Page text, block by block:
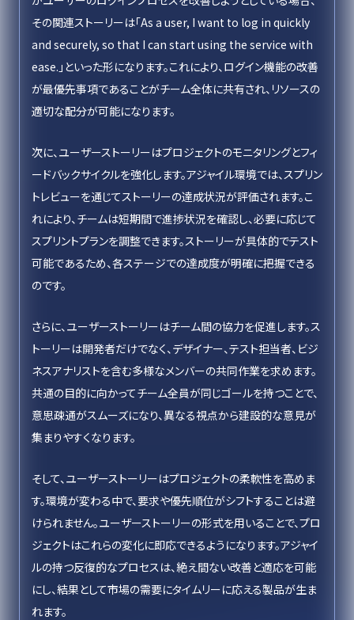
その関連ストーリーは「As a user, I want to log in quickly
and securely, so that I can start using the service with
ease.」といった形になります。これにより、ログイン機能の改善
が最優先事項であることがチーム全体に共有され、リソースの
適切な配分が可能になります。
次に、ユーザーストーリーはプロジェクトのモニタリングとフィ
ードバックサイクルを強化します。アジャイル環境では、スプリン
トレビューを通じてストーリーの達成状況が評価されます。こ
れにより、チームは短期間で進捗状況を確認し、必要に応じて
スプリントプランを調整できます。ストーリーが具体的でテスト
可能であるため、各ステージでの達成度が明確に把握できる
のです。
さらに、ユーザーストーリーはチーム間の協力を促進します。ス
トーリーは開発者だけでなく、デザイナー、テスト担当者、ビジ
ネスアナリストを含む多様なメンバーの共同作業を求めます。
共通の目的に向かってチーム全員が同じゴールを持つことで、
意思疎通がスムーズになり、異なる視点から建設的な意見が
集まりやすくなります。
そして、ユーザーストーリーはプロジェクトの柔軟性を高めま
す。環境が変わる中で、要求や優先順位がシフトすることは避
けられません。ユーザーストーリーの形式を用いることで、プロ
ジェクトはこれらの変化に即応できるようになります。アジャイ
ルの持つ反復的なプロセスは、絶え間ない改善と適応を可能
にし、結果として市場の需要にタイムリーに応える製品が生ま
れます。